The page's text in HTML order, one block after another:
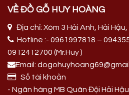
VỀ ĐỒ GỖ HUY HOÀNG
Địa chỉ: Xóm 3 Hải Anh, Hải
Hotline :- 0961997818 –
0912412700 (Mr.Huy )
Email:
Số tài khoản
- Ngân hàng MB Quân Đội Hải